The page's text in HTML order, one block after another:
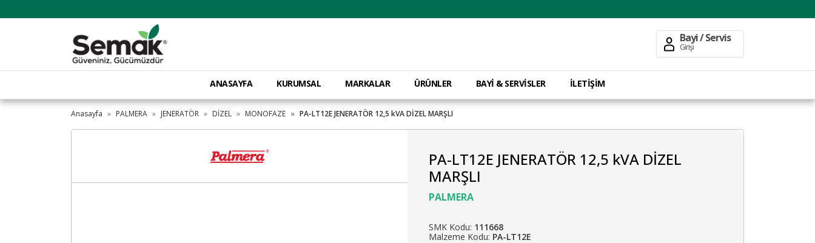
Bayi / Servis
Girişi
ANASAYFA KURUMSAL MARKALAR ÜRÜNLER BAYİ & SERVİSLER İLETİŞİM
Anasayfa PALMERA JENERATÖR DİZEL MONOFAZE PA-LT12E JENERATÖR 12,5 kVA DİZEL MARŞLI
PA-LT12E JENERATÖR 12,5 kVA DİZEL
MARŞLI
PALMERA
SMK Kodu: 111668
Malzeme Kodu: PA-LT12E